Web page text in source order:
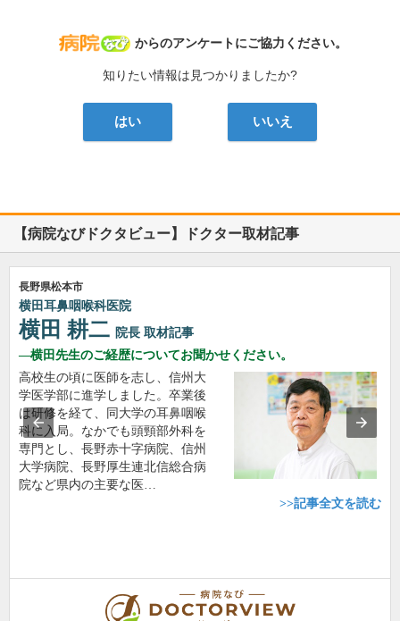
病院なび
からのアンケートにご協力ください。
知りたい情報は見つかりましたか?
はい いいえ
【病院なびドクタビュー】ドクター取材記事
長野県松本市
横田耳鼻咽喉科医院
横田 耕二 院長 取材記事
横田先生のご経歴についてお聞かせください。
高校生の頃に医師を志し、信州大
学医学部に進学しました。卒業後
は研修を経て、同大学の耳鼻咽喉
科に入局。なかでも頭頸部外科を
専門とし、長野赤十字病院、信州
大学病院、長野厚生連北信総合病
院など県内の主要な医…
>>記事全文を読む